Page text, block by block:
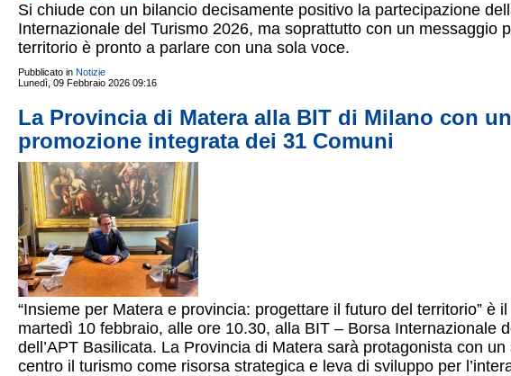
Si chiude con un bilancio decisamente positivo la partecipazione
Internazionale del Turismo 2026, ma soprattutto con un messaggio
territorio è pronto a parlare con una sola voce.
Pubblicato in Notizie
Lunedì, 09 Febbraio 2026 09:16
La Provincia di Matera alla BIT di Milano con
promozione integrata dei 31 Comuni
“Insieme per Matera e provincia: progettare il futuro del territorio” è
martedì 10 febbraio, alle ore 10.30, alla BIT – Borsa Internazionale
dell’APT Basilicata. La Provincia di Matera sarà protagonista con
centro il turismo come risorsa strategica e leva di sviluppo per